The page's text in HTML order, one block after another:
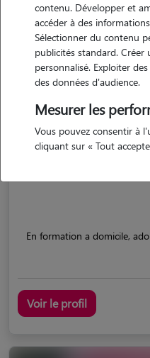
Alexandra
CABANAC ET VILLAGRAINS
En formation a domicile,
Voir le profil
contenu. Développer et
accéder à des
Sélectionner du contenu
publicités standard.
personnalisé. Exploiter
des données d'audience.
Mesurer les
Vous pouvez consentir à
cliquant sur « Tout